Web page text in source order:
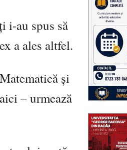
i-au spus să
a ales altfel.
și
– urmează